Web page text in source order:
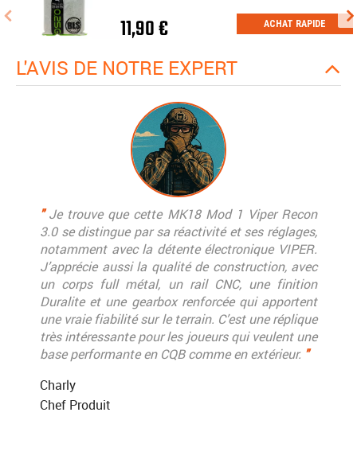
11,90 € ACHAT RAPIDE
L'AVIS DE NOTRE EXPERT
"Je trouve que cette MK18 Mod 1 Viper Recon
3.0 se distingue par sa réactivité et ses réglages,
notamment avec la détente électronique VIPER.
J’apprécie aussi la qualité de construction, avec
un corps full métal, un rail CNC, une finition
Duralite et une gearbox renforcée qui apportent
une vraie fiabilité sur le terrain. C’est une réplique
très intéressante pour les joueurs qui veulent une
base performante en CQB comme en extérieur. "
Charly
Chef Produit